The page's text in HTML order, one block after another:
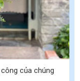
của chúng